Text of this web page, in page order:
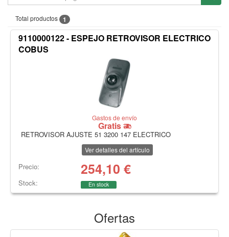
Total productos 1
9110000122 - ESPEJO RETROVISOR ELECTRICO
COBUS
Gastos de envío
Gratis
RETROVISOR AJUSTE 51 3200 147 ELECTRICO
Ver detalles del artículo
Precio: 254,10 €
Stock: En stock
Ofertas